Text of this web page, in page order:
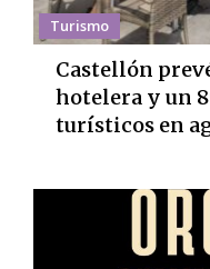
Turismo
Castellón
hotelera y un
turísticos en